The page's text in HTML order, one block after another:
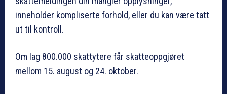
inneholder kompliserte forhold, eller du kan være tatt
ut til kontroll.
Om lag 800.000 skattytere får skatteoppgjøret
mellom 15. august og 24. oktober.